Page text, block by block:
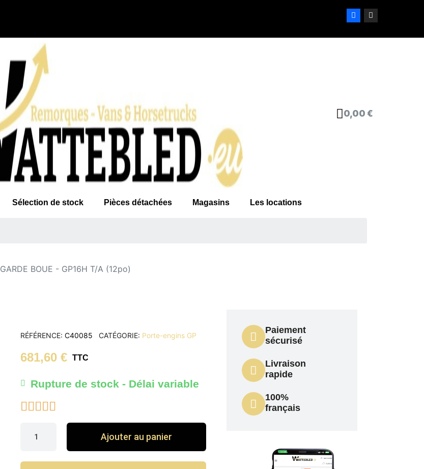
0,00 €
Sélection de stock Pièces détachées Magasins Les locations
GARDE BOUE - GP16H T/A (12po)
RÉFÉRENCE C40085 CATÉGORIE Porte-engins GP
681,60 € TTC
Rupture de stock - Délai variable
    
Ajouter au panier
Paiement
sécurisé
Livraison
rapide
100%
français